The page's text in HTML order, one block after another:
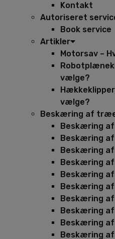
Kontakt
Autoriseret
Book service
Artikler
Motorsav –
vælge?
vælge?
Beskæring af
Beskæring
Beskæring
Beskæring
Beskæring
Beskæring
Beskæring
Beskæring
Beskæring
Beskæring
Beskæring